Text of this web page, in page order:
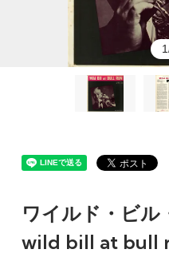
ワイルド・ビ
wild bill at bull